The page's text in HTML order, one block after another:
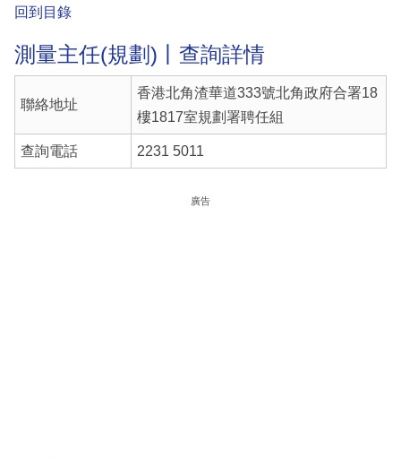
回到目錄
測量主任(規劃)丨查詢詳情
聯絡地址
香港北角渣華道333號北角政府合署18
樓1817室規劃署聘任組
查詢電話 2231 5011
廣告